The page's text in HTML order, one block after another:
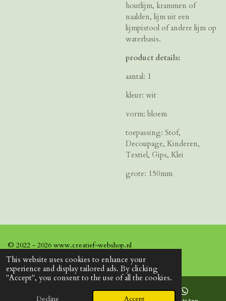
This website uses cookies to enhance your
experience and display tailored ads. By clicking
"Accept", you consent to the use of all the cookies.
Decline Accept
houtlijm, krammen of
naalden, lijm uit een
lijmpistool of andere lijm op
waterbasis.
product details:
aantal: 1
kleur: wit
vorm: bloem
toepassing: Stof,
Decoupage, Kinderen,
Textiel, Gips, Klei
grote: 150mm
© 2022 - 2026 www.creatief-webshop.nl